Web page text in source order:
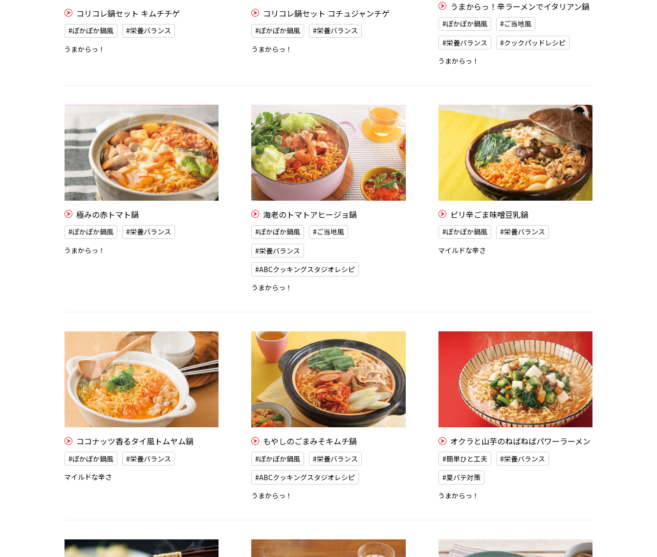
コリコレ鍋セット キムチチゲ
#ぽかぽか鍋風
#栄養バランス
うまからっ！
コリコレ鍋セット コチュジャンチゲ
#ぽかぽか鍋風
#栄養バランス
うまからっ！
うまからっ！辛ラーメンでイタリアン鍋
#ぽかぽか鍋風
#ご当地風
#栄養バランス
#クックパッドレシピ
うまからっ！
極みの赤トマト鍋
#ぽかぽか鍋風
#栄養バランス
うまからっ！
海老のトマトアヒージョ鍋
#ぽかぽか鍋風
#ご当地風
#栄養バランス
#ABCクッキングスタジオレシピ
うまからっ！
ピリ辛ごま味噌豆乳鍋
#ぽかぽか鍋風
#栄養バランス
マイルドな辛さ
ココナッツ香るタイ風トムヤム鍋
#ぽかぽか鍋風
#栄養バランス
マイルドな辛さ
もやしのごまみそキムチ鍋
#ぽかぽか鍋風
#栄養バランス
#ABCクッキングスタジオレシピ
うまからっ！
オクラと山芋のねばねばパワーラーメン
#簡単ひと工夫
#栄養バランス
#夏バテ対策
うまからっ！